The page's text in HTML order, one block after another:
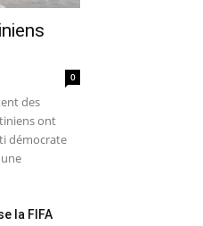
0
des
ont
démocrate
la FIFA